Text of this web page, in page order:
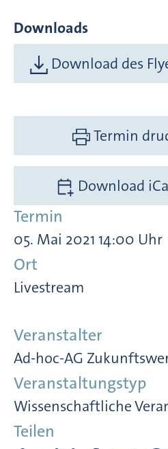
Downloads
Download des
Termin
Download
Termin
05. Mai 2021 14:00 Uhr
Ort
Livestream
Veranstalter
Ad-hoc-AG
Veranstaltungstyp
Wissenschaftliche
Teilen